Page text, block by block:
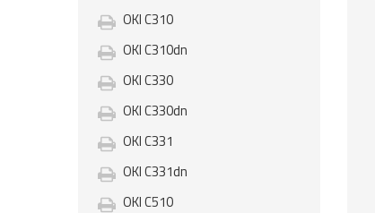
OKI C310
OKI C310dn
OKI C330
OKI C330dn
OKI C331
OKI C331dn
OKI C510